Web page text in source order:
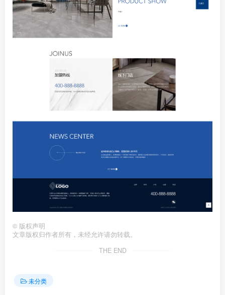
© 版权声明
文章版权归作者所有，未经允许请勿转载。
THE END
未分类